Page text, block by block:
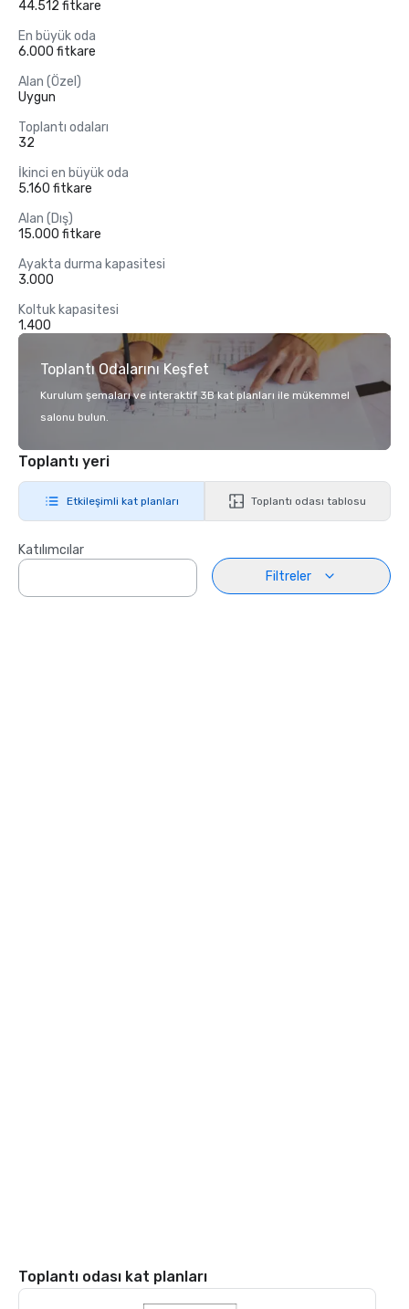
44.512 fitkare
En büyük oda
6.000 fitkare
Alan (Özel)
Uygun
Toplantı odaları
32
İkinci en büyük oda
5.160 fitkare
Alan (Dış)
15.000 fitkare
Ayakta durma kapasitesi
3.000
Koltuk kapasitesi
1.400
Toplantı Odalarını Keşfet
Kurulum şemaları ve interaktif 3B kat planları ile mükemmel
salonu bulun.
Toplantı yeri
Etkileşimli kat planları Toplantı odası tablosu
Katılımcılar
Filtreler
Toplantı odası kat planları